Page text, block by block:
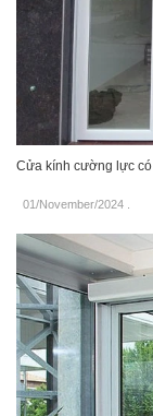
Cửa kính cường lực
01/November/2024